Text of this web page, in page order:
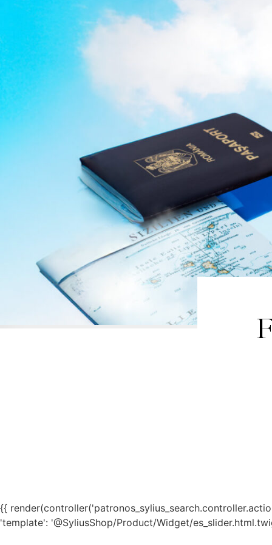
{{
'template': '@SyliusShop/Product/Widget/